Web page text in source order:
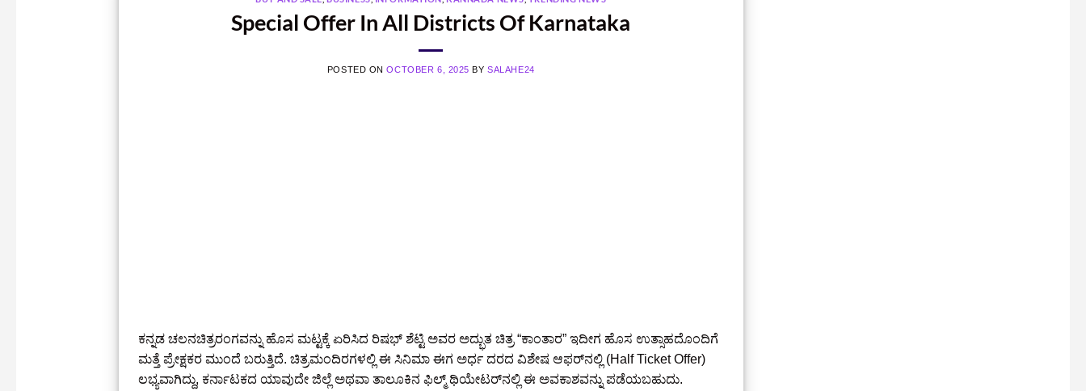
Special Offer In All Districts Of Karnataka
POSTED ONOCTOBER 6, 2025 BYSALAHE24
ಕನ್ನಡ ಚಲನಚಿತ್ರರಂಗವನ್ನು ಹೊಸ ಮಟ್ಟಕ್ಕೆ ಏರಿಸಿದ ರಿಷಭ್ ಶೆಟ್ಟಿ ಅವರ ಅದ್ಭುತ ಚಿತ್ರ “ಕಾಂತಾರ” ಇದೀಗ ಹೊಸ ಉತ್ಸಾಹದೊಂದಿಗೆ
ಮತ್ತೆ ಪ್ರೇಕ್ಷಕರ ಮುಂದೆ ಬರುತ್ತಿದೆ. ಚಿತ್ರಮಂದಿರಗಳಲ್ಲಿ ಈ ಸಿನಿಮಾ ಈಗ ಅರ್ಧ ದರದ ವಿಶೇಷ ಆಫರ್‌ನಲ್ಲಿ (Half Ticket Offer)
ಲಭ್ಯವಾಗಿದ್ದು, ಕರ್ನಾಟಕದ ಯಾವುದೇ ಜಿಲ್ಲೆ ಅಥವಾ ತಾಲೂಕಿನ ಫಿಲ್ಮ್ ಥಿಯೇಟರ್‌ನಲ್ಲಿ ಈ ಅವಕಾಶವನ್ನು ಪಡೆಯಬಹುದು.